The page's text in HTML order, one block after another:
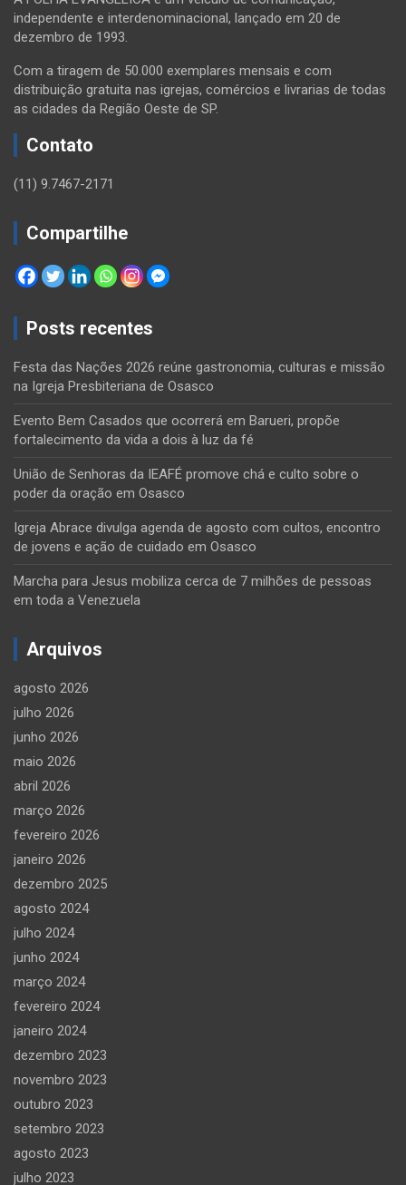
independente e interdenominacional, lançado em 20 de
dezembro de 1993.
Com a tiragem de 50.000 exemplares mensais e com
distribuição gratuita nas igrejas, comércios e livrarias de todas
as cidades da Região Oeste de SP.
Contato
(11) 9.7467-2171
Compartilhe
Posts recentes
Festa das Nações 2026 reúne gastronomia, culturas e missão
na Igreja Presbiteriana de Osasco
Evento Bem Casados que ocorrerá em Barueri, propõe
fortalecimento da vida a dois à luz da fé
União de Senhoras da IEAFÉ promove chá e culto sobre o
poder da oração em Osasco
Igreja Abrace divulga agenda de agosto com cultos, encontro
de jovens e ação de cuidado em Osasco
Marcha para Jesus mobiliza cerca de 7 milhões de pessoas
em toda a Venezuela
Arquivos
agosto 2026
julho 2026
junho 2026
maio 2026
abril 2026
março 2026
fevereiro 2026
janeiro 2026
dezembro 2025
agosto 2024
julho 2024
junho 2024
março 2024
fevereiro 2024
janeiro 2024
dezembro 2023
novembro 2023
outubro 2023
setembro 2023
agosto 2023
julho 2023